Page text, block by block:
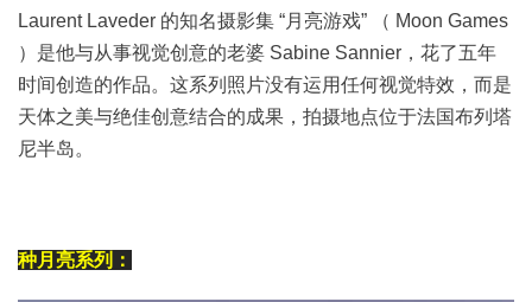
Laurent Laveder 的知名摄影集 “月亮游戏” （ Moon Games
）是他与从事视觉创意的老婆 Sabine Sannier，花了五年
时间创造的作品。这系列照片没有运用任何视觉特效，而是
天体之美与绝佳创意结合的成果，拍摄地点位于法国布列塔
尼半岛。
种月亮系列：